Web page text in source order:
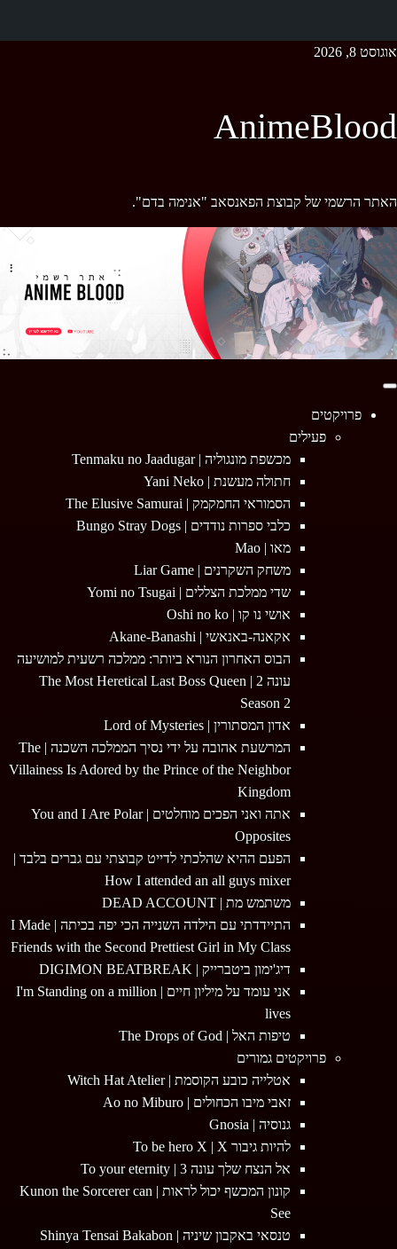
Skip
אוגוסט 8, 2026
AnimeBlood
האתר הרשמי של קבוצת הפאנסאב "אנימה בדם".
Menu פרויקטים
פעילים
מכשפת מונגוליה | Tenmaku no Jaadugar
חתולה מעשנת | Yani Neko
הסמוראי החמקמק | The Elusive Samurai
כלבי ספרות נודדים | Bungo Stray Dogs
מאו | Mao
משחק השקרנים | Liar Game
שדי ממלכת הצללים | Yomi no Tsugai
אושי נו קו | Oshi no ko
אקאנה-באנאשי | Akane-Banashi
הבוס האחרון הנורא ביותר: ממלכה רשעית למושיעה
עונה 2 | The Most Heretical Last Boss Queen
Season 2
אדון המסתורין | Lord of Mysteries
המרשעת אהובה על ידי נסיך הממלכה השכנה | The
Villainess Is Adored by the Prince of the Neighbor
Kingdom
אתה ואני הפכים מוחלטים | You and I Are Polar
Opposites
הפעם ההיא שהלכתי לדייט קבוצתי עם גברים בלבד |
How I attended an all guys mixer
משתמש מת | DEAD ACCOUNT
התיידדתי עם הילדה השנייה הכי יפה בכיתה | I Made
Friends with the Second Prettiest Girl in My Class
דיג'ימון ביטברייק | DIGIMON BEATBREAK
אני עומד על מיליון חיים | I'm Standing on a million
lives
טיפות האל | The Drops of God
פרויקטים גמורים
אטלייה כובע הקוסמת | Witch Hat Atelier
זאבי מיבו הכחולים | Ao no Miburo
גנוסיה | Gnosia
להיות גיבור To be hero X | X
אל הנצח שלך עונה 3 | To your eternity
קונון המכשף יכול לראות | Kunon the Sorcerer can
See
טנסאי באקבון שיניה | Shinya Tensai Bakabon